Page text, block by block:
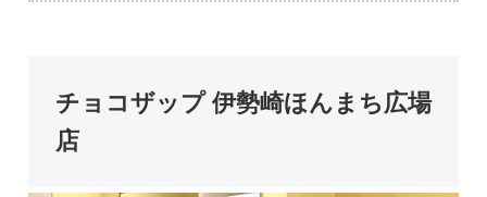
チョコザップ 伊勢崎ほんまち広場
店